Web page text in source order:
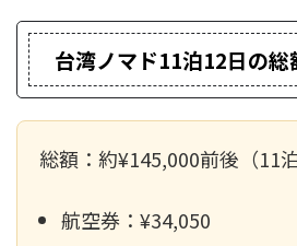
台湾ノマド11泊12日の
総額：約¥145,000前後（11泊
航空券：¥34,050